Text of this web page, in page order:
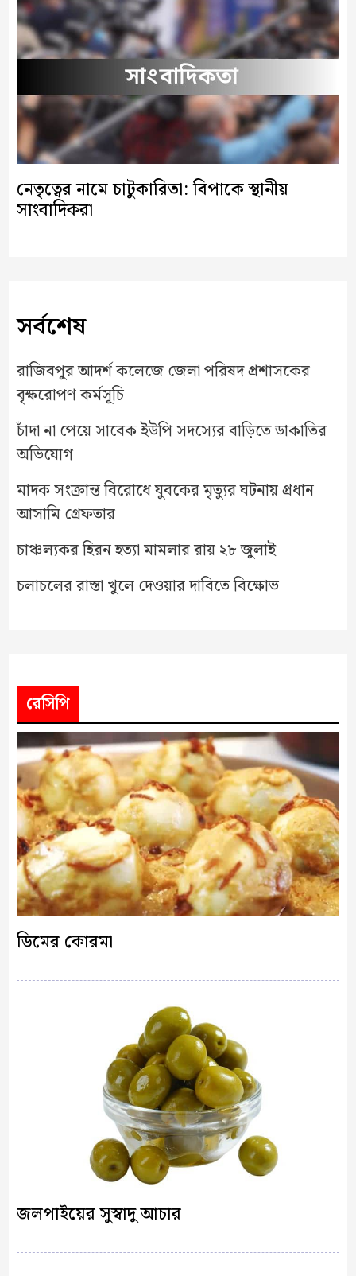
নেতৃত্বের নামে চাটুকারিতা: বিপাকে স্থানীয়
সাংবাদিকরা
সর্বশেষ
রাজিবপুর আদর্শ কলেজে জেলা পরিষদ প্রশাসকের
বৃক্ষরোপণ কর্মসূচি
চাঁদা না পেয়ে সাবেক ইউপি সদস্যের বাড়িতে ডাকাতির
অভিযোগ
মাদক সংক্রান্ত বিরোধে যুবকের মৃত্যুর ঘটনায় প্রধান
আসামি গ্রেফতার
চাঞ্চল্যকর হিরন হত্যা মামলার রায় ২৮ জুলাই
চলাচলের রাস্তা খুলে দেওয়ার দাবিতে বিক্ষোভ
রেসিপি
ডিমের কোরমা
জলপাইয়ের সুস্বাদু আচার